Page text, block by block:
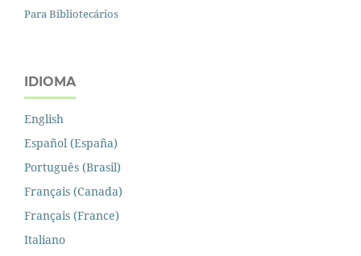
Para Bibliotecários
IDIOMA
English
Español (España)
Português (Brasil)
Français (Canada)
Français (France)
Italiano